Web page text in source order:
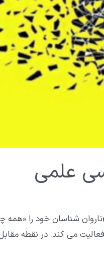
علمی
شناسان خود را «همه
می کند. در نقطه